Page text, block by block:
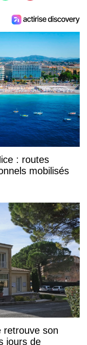
: routes
mobilisés
retrouve son
jours de